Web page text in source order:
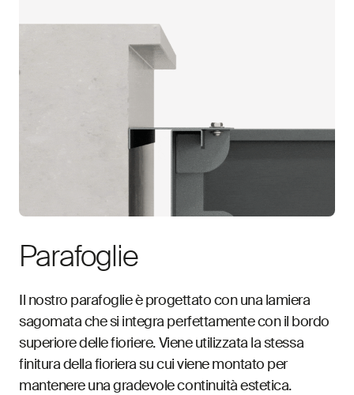
Parafoglie
Il nostro parafoglie è progettato con una lamiera
sagomata che si integra perfettamente con il bordo
superiore delle fioriere. Viene utilizzata la stessa
finitura della fioriera su cui viene montato per
mantenere una gradevole continuità estetica.